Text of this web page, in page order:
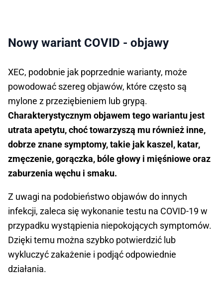
Nowy wariant COVID - objawy
XEC, podobnie jak poprzednie warianty, może
powodować szereg objawów, które często są
mylone z przeziębieniem lub grypą.
Charakterystycznym objawem tego wariantu jest
utrata apetytu, choć towarzyszą mu również inne,
dobrze znane symptomy, takie jak kaszel, katar,
zmęczenie, gorączka, bóle głowy i mięśniowe oraz
zaburzenia węchu i smaku.
Z uwagi na podobieństwo objawów do innych
infekcji, zaleca się wykonanie testu na COVID-19 w
przypadku wystąpienia niepokojących symptomów.
Dzięki temu można szybko potwierdzić lub
wykluczyć zakażenie i podjąć odpowiednie
działania.